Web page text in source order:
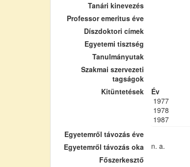
Tanári kinevezés
Professor emeritus éve
Díszdoktori címek
Egyetemi tisztség
Tanulmányutak
Szakmai szervezeti
tagságok
Kitüntetések
Év
1977
1978
1987
Egyetemről távozás éve
Egyetemről távozás oka
n. a.
Főszerkesztő